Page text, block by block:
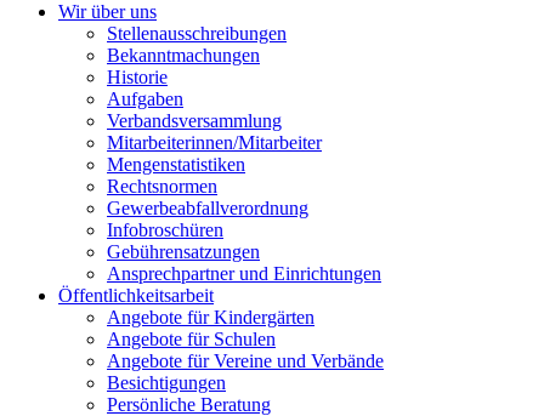
Wir über uns
Stellenausschreibungen
Bekanntmachungen
Historie
Aufgaben
Verbandsversammlung
Mitarbeiterinnen/Mitarbeiter
Mengenstatistiken
Rechtsnormen
Gewerbeabfallverordnung
Infobroschüren
Gebührensatzungen
Ansprechpartner und Einrichtungen
Öffentlichkeitsarbeit
Angebote für Kindergärten
Angebote für Schulen
Angebote für Vereine und Verbände
Besichtigungen
Persönliche Beratung